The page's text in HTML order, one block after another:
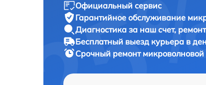
Официальный сервис
Гарантийное обслуживание
Диагностика за наш счет,
Бесплатный выезд курьера в
Срочный ремонт